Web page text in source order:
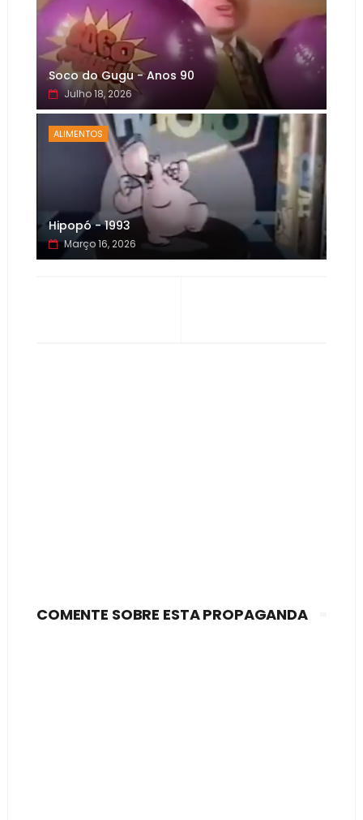
Soco do Gugu - Anos 90
Julho 18, 2026
ALIMENTOS
Hipopó - 1993
Março 16, 2026
COMENTE SOBRE ESTA PROPAGANDA